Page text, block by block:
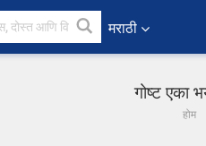
मराठी
गोष्ट एका
होम